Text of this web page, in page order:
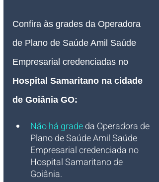
Confira às grades da Operadora
de Plano de Saúde Amil Saúde
Empresarial credenciadas no
Hospital Samaritano na cidade
de Goiânia GO:
Não há grade da Operadora de
Plano de Saúde Amil Saúde
Empresarial credenciada no
Hospital Samaritano de
Goiânia.